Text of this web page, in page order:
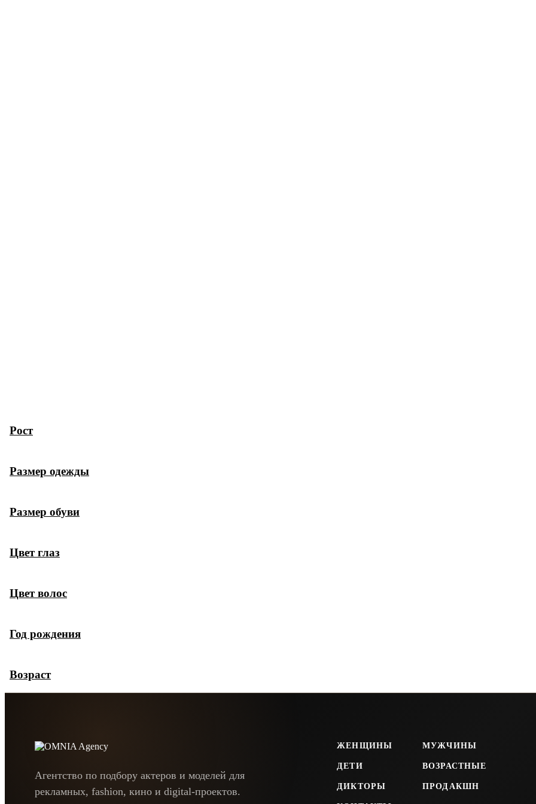
Рост
Размер одежды
Размер обуви
Цвет глаз
Цвет волос
Год рождения
Возраст
Агентство по подбору актеров и моделей для
рекламных, fashion, кино и digital-проектов.
ЖЕНЩИНЫ МУЖЧИНЫ
ДЕТИ ВОЗРАСТНЫЕ
ДИКТОРЫ ПРОДАКШН